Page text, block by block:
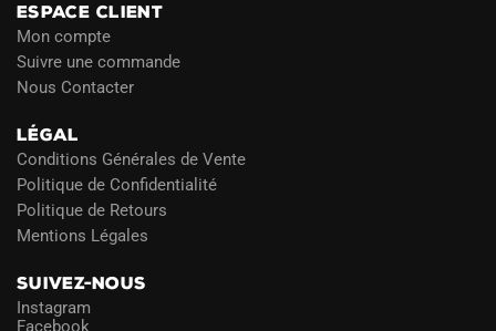
ESPACE CLIENT
Mon compte
Suivre une commande
Nous Contacter
LÉGAL
Conditions Générales de Vente
Politique de Confidentialité
Politique de Retours
Mentions Légales
SUIVEZ-NOUS
Instagram
Facebook